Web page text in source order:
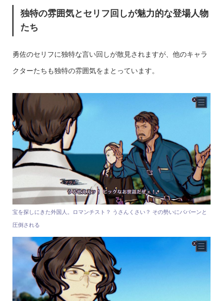
独特の雰囲気とセリフ回しが魅力的な登場人物
たち
勇佐のセリフに独特な言い回しが散見されますが、他のキャラ
クターたちも独特の雰囲気をまとっています。
宝を探しにきた外国人。ロマンチスト？ うさんくさい？ その勢いにババーンと
圧倒される